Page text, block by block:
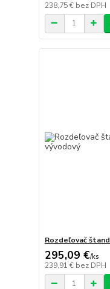
238,75 € bez DPH
Rozdeľovač
295,09 €/ks
239,91 € bez DPH